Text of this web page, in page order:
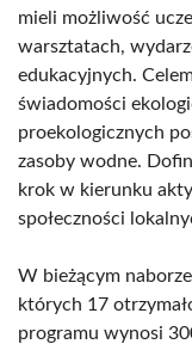
mieli możliwość
warsztatach,
edukacyjnych.
świadomości
proekologicznych
zasoby wodne.
krok w kierunku
społeczności
W bieżącym
których 17
programu wynosi